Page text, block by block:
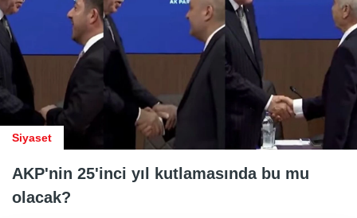
Siyaset
AKP'nin 25'inci yıl kutlamasında bu mu
olacak?